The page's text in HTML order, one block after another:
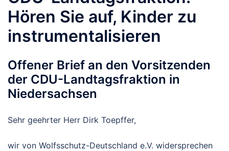
Hören Sie auf, Kinder zu
instrumentalisieren
Offener Brief an den Vorsitzenden
der CDU-Landtagsfraktion in
Niedersachsen
Sehr geehrter Herr Dirk Toepffer,
wir von Wolfsschutz-Deutschland e.V. widersprechen